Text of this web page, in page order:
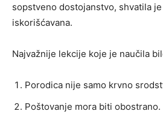
sopstveno dostojanstvo, shvatila
iskorišćavana.
Najvažnije lekcije koje je naučila
Porodica nije samo krvno
Poštovanje mora biti obostrano.